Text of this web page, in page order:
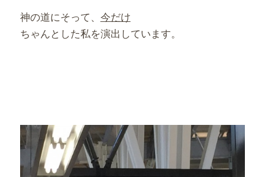
神の道にそって、 今だけ
ちゃんとした私を演出しています。